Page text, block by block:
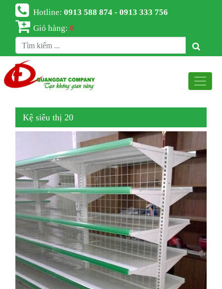
Hotline:0913 588 874 - 0913 333 756
Giỏ hàng:0
Kệ siêu thị 20